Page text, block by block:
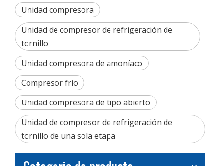
Unidad compresora
Unidad de compresor de refrigeración de
tornillo
Unidad compresora de amoníaco
Compresor frío
Unidad compresora de tipo abierto
Unidad de compresor de refrigeración de
tornillo de una sola etapa